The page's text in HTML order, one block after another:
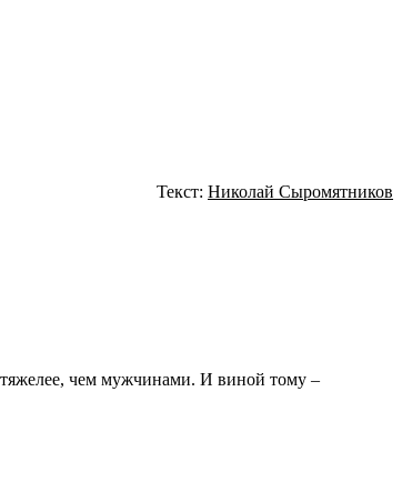
Текст: Николай Сыромятников
тяжелее, чем мужчинами. И виной тому –